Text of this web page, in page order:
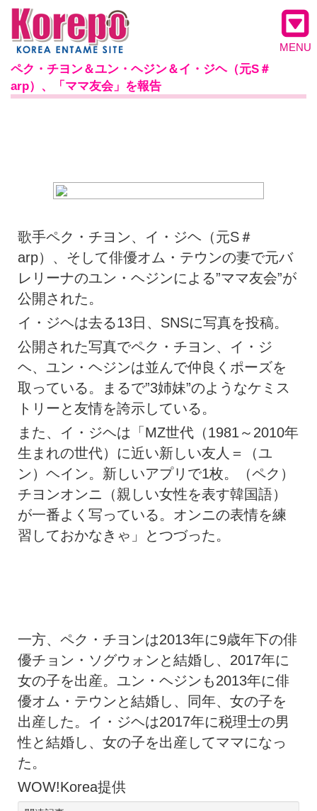
MENU
ペク・チヨン＆ユン・ヘジン＆イ・ジヘ（元S＃
arp）、「ママ友会」を報告
歌手ペク・チヨン、イ・ジヘ（元S＃
arp）、そして俳優オム・テウンの妻で元バ
レリーナのユン・ヘジンによる”ママ友会”が
公開された。
イ・ジヘは去る13日、SNSに写真を投稿。
公開された写真でペク・チヨン、イ・ジ
ヘ、ユン・ヘジンは並んで仲良くポーズを
取っている。まるで”3姉妹”のようなケミス
トリーと友情を誇示している。
また、イ・ジヘは「MZ世代（1981～2010年
生まれの世代）に近い新しい友人＝（ユ
ン）ヘイン。新しいアプリで1枚。（ペク）
チヨンオンニ（親しい女性を表す韓国語）
が一番よく写っている。オンニの表情を練
習しておかなきゃ」とつづった。
一方、ペク・チヨンは2013年に9歳年下の俳
優チョン・ソグウォンと結婚し、2017年に
女の子を出産。ユン・ヘジンも2013年に俳
優オム・テウンと結婚し、同年、女の子を
出産した。イ・ジヘは2017年に税理士の男
性と結婚し、女の子を出産してママになっ
た。
WOW!Korea提供